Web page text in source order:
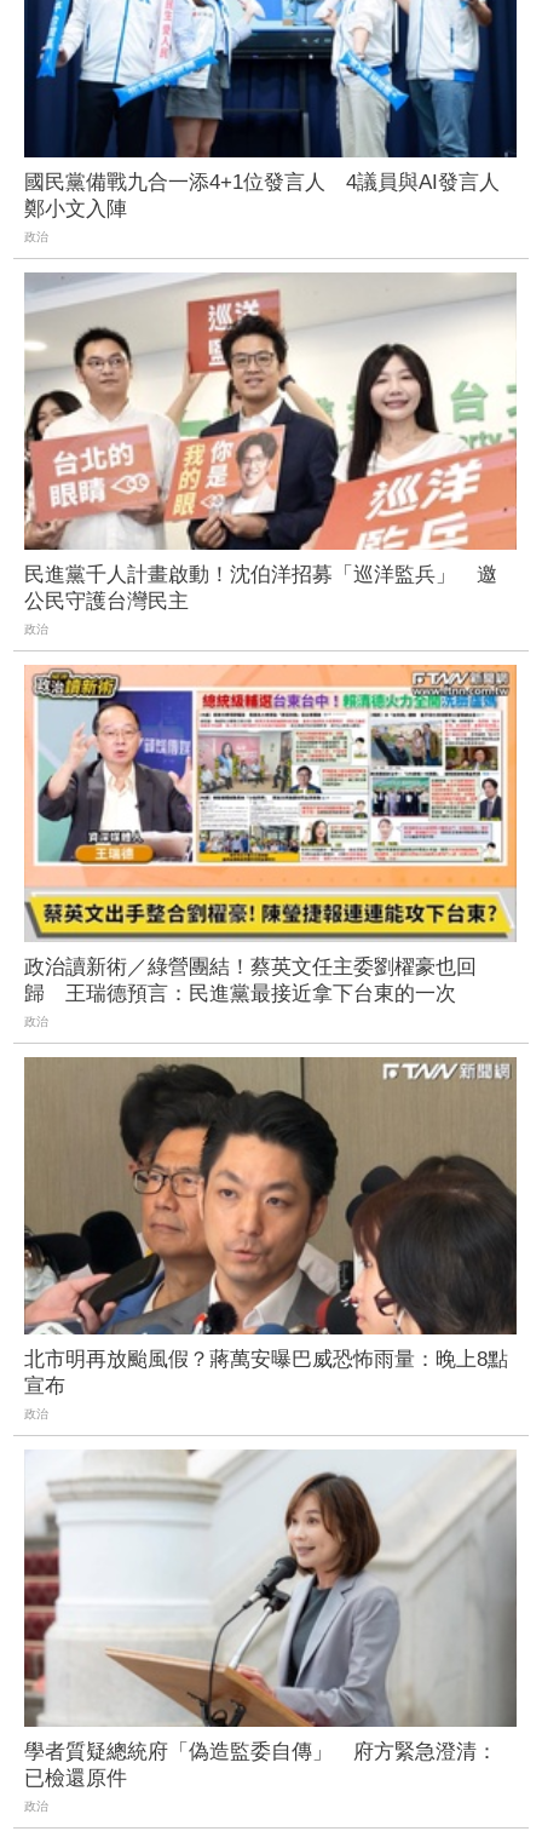
國民黨備戰九合一添4+1位發言人 4議員與AI發言人
鄭小文入陣
政治
民進黨千人計畫啟動！沈伯洋招募「巡洋監兵」 邀
公民守護台灣民主
政治
政治讀新術／綠營團結！蔡英文任主委劉櫂豪也回
歸 王瑞德預言：民進黨最接近拿下台東的一次
政治
北市明再放颱風假？蔣萬安曝巴威恐怖雨量：晚上8點
宣布
政治
學者質疑總統府「偽造監委自傳」 府方緊急澄清：
已檢還原件
政治